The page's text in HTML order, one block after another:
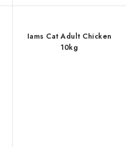
Iams Cat Adult Chicken
10kg